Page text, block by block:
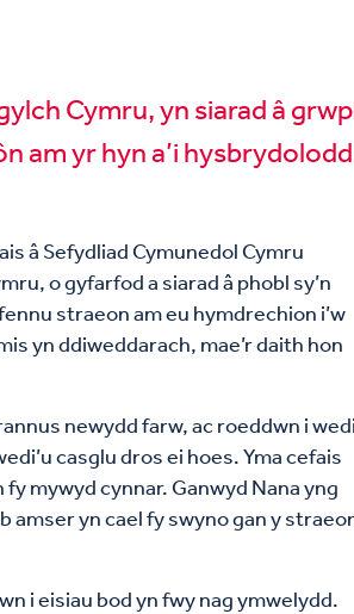
Cymru, yn siarad â
am yr hyn a’i
â Sefydliad Cymunedol Cymru
o gyfarfod a siarad â phobl sy’n
straeon am eu hymdrechion i’w
yn ddiweddarach, mae’r daith hon
newydd farw, ac roeddwn i wedi
casglu dros ei hoes. Yma cefais
mywyd cynnar. Ganwyd Nana yng
amser yn cael fy swyno gan y
i eisiau bod yn fwy nag ymwelydd.